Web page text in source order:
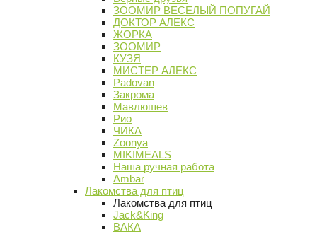
ЗООМИР ВЕСЕЛЫЙ ПОПУГАЙ
ДОКТОР АЛЕКС
ЖОРКА
ЗООМИР
КУЗЯ
МИСТЕР АЛЕКС
Padovan
Закрома
Мавлюшев
Рио
ЧИКА
Zoonya
MIKIMEALS
Наша ручная работа
Ambar
Лакомства для птиц
Лакомства для птиц
Jack&King
ВАКА